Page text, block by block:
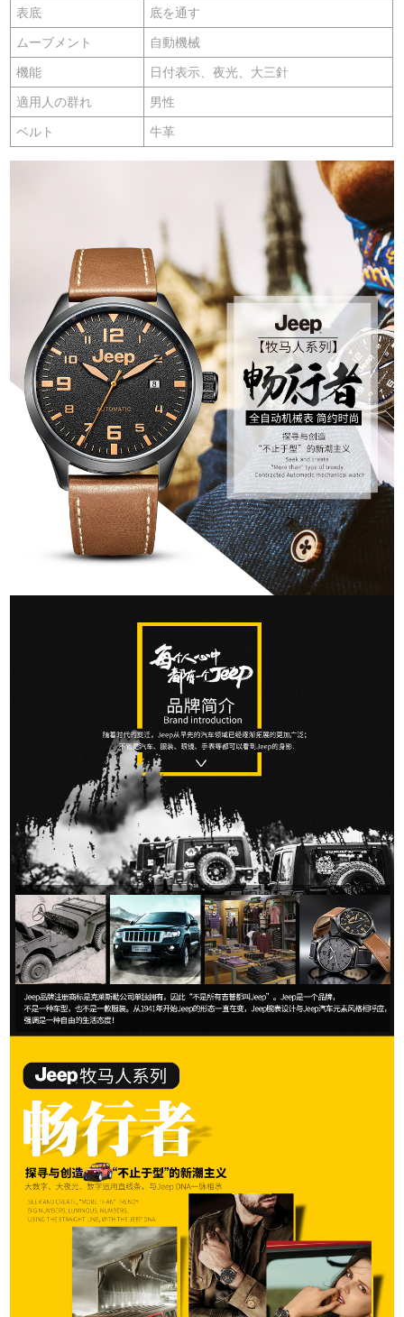
表底 底を通す
ムーブメント 自動機械
機能 日付表示、夜光、大三針
適用人の群れ 男性
ベルト 牛革